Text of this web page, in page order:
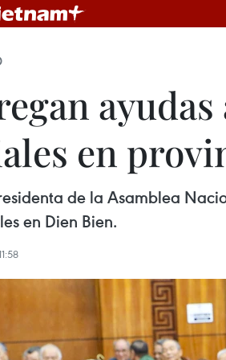
en
de la Asamblea
en Dien Bien.